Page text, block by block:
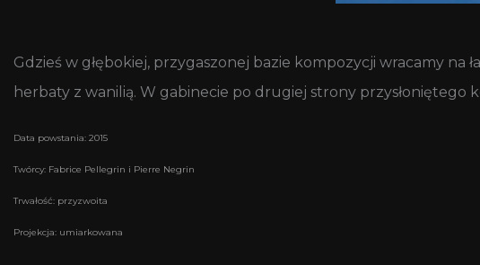
Gdzieś w głębokiej, przygaszonej bazie kompozycji wracamy na
herbaty z wanilią. W gabinecie po drugiej strony
Data powstania: 2015
Twórcy: Fabrice Pellegrin i Pierre Negrin
Trwałość: przyzwoita
Projekcja: umiarkowana